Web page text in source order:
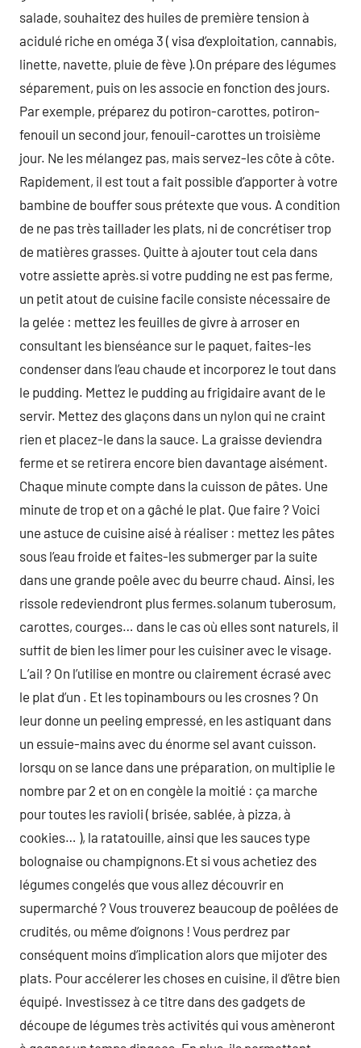
salade, souhaitez des huiles de première tension à
acidulé riche en oméga 3 ( visa d’exploitation, cannabis,
linette, navette, pluie de fève ).On prépare des légumes
séparement, puis on les associe en fonction des jours.
Par exemple, préparez du potiron-carottes, potiron-
fenouil un second jour, fenouil-carottes un troisième
jour. Ne les mélangez pas, mais servez-les côte à côte.
Rapidement, il est tout a fait possible d’apporter à votre
bambine de bouffer sous prétexte que vous. A condition
de ne pas très taillader les plats, ni de concrétiser trop
de matières grasses. Quitte à ajouter tout cela dans
votre assiette après.si votre pudding ne est pas ferme,
un petit atout de cuisine facile consiste nécessaire de
la gelée : mettez les feuilles de givre à arroser en
consultant les bienséance sur le paquet, faites-les
condenser dans l’eau chaude et incorporez le tout dans
le pudding. Mettez le pudding au frigidaire avant de le
servir. Mettez des glaçons dans un nylon qui ne craint
rien et placez-le dans la sauce. La graisse deviendra
ferme et se retirera encore bien davantage aisément.
Chaque minute compte dans la cuisson de pâtes. Une
minute de trop et on a gâché le plat. Que faire ? Voici
une astuce de cuisine aisé à réaliser : mettez les pâtes
sous l’eau froide et faites-les submerger par la suite
dans une grande poêle avec du beurre chaud. Ainsi, les
rissole redeviendront plus fermes.solanum tuberosum,
carottes, courges… dans le cas où elles sont naturels, il
suffit de bien les limer pour les cuisiner avec le visage.
L’ail ? On l’utilise en montre ou clairement écrasé avec
le plat d’un . Et les topinambours ou les crosnes ? On
leur donne un peeling empressé, en les astiquant dans
un essuie-mains avec du énorme sel avant cuisson.
lorsqu on se lance dans une préparation, on multiplie le
nombre par 2 et on en congèle la moitié : ça marche
pour toutes les ravioli ( brisée, sablée, à pizza, à
cookies… ), la ratatouille, ainsi que les sauces type
bolognaise ou champignons.Et si vous achetiez des
légumes congelés que vous allez découvrir en
supermarché ? Vous trouverez beaucoup de poêlées de
crudités, ou même d’oignons ! Vous perdrez par
conséquent moins d’implication alors que mijoter des
plats. Pour accélerer les choses en cuisine, il d’être bien
équipé. Investissez à ce titre dans des gadgets de
découpe de légumes très activités qui vous amèneront